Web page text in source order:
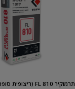
תרמוקיר 810 FL (ריצופית סופר)